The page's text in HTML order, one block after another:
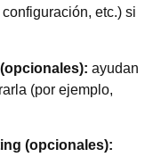
etc.) si
ayudan
(por ejemplo,
(opcionales):